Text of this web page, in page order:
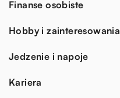
Finanse osobiste
Hobby i zainteresowania
Jedzenie i napoje
Kariera